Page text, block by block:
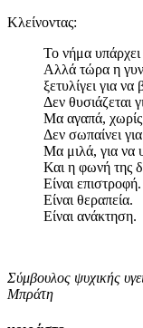
Κλείνοντας:
Το νήμα
Αλλά τώρα η
ξετυλίγει για
Δεν θυσιάζεται
Μα αγαπά, χωρίς
Δεν σωπαίνει
Μα μιλά, για να
Και η φωνή της
Είναι επιστροφή.
Είναι θεραπεία.
Είναι ανάκτηση.
Σύμβουλος ψυχικής
Μπράτη